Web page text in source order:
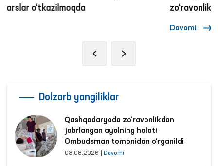
zo‘ravonlikka qarshi kurashish mexanizmlari
‹ ›
Dolzarb yangiliklar
Qashqadaryoda zo‘ravonlikdan
jabrlangan ayolning holati
Ombudsman tomonidan o‘rganildi
03.08.2026 Davomi